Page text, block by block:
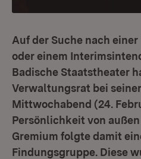
Auf der Suche nach
oder einem
Badische Staatstheater
Verwaltungsrat bei
Mittwochabend (24.
Persönlichkeit von
Gremium folgte damit
Findungsgruppe. Diese